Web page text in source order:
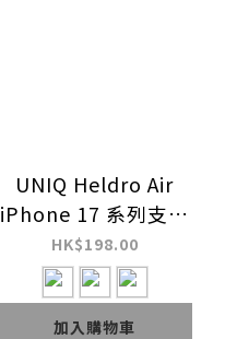
UNIQ Heldro Air
iPhone 17 系列支架
防摔連腕帶磁吸手機殼
HK$198.00
加入購物車